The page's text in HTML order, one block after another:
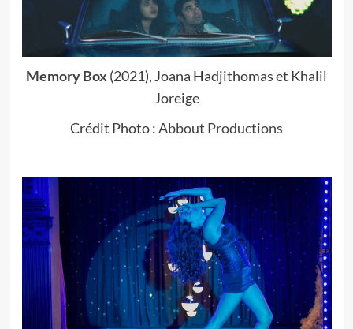
Memory Box (2021), Joana Hadjithomas et Khalil
Joreige
Crédit Photo :Abbout Productions